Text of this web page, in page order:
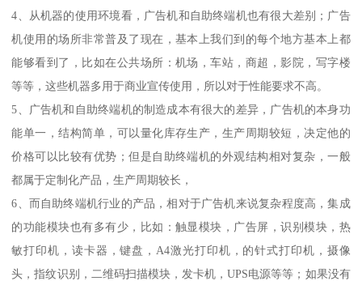
4、从机器的使用环境看，广告机和自助终端机也有很大差别；广告
机使用的场所非常普及了现在，基本上我们到的每个地方基本上都
能够看到了，比如在公共场所：机场，车站，商超，影院，写字楼
等等，这些机器多用于商业宣传使用，所以对于性能要求不高。
5、广告机和自助终端机的制造成本有很大的差异，广告机的本身功
能单一，结构简单，可以量化库存生产，生产周期较短，决定他的
价格可以比较有优势；但是自助终端机的外观结构相对复杂，一般
都属于定制化产品，生产周期较长，
6、而自助终端机行业的产品，相对于广告机来说复杂程度高，集成
的功能模块也有多有少，比如：触显模块，广告屏，识别模块，热
敏打印机，读卡器，键盘，A4激光打印机，的针式打印机，摄像
头，指纹识别，二维码扫描模块，发卡机，UPS电源等等；如果没有